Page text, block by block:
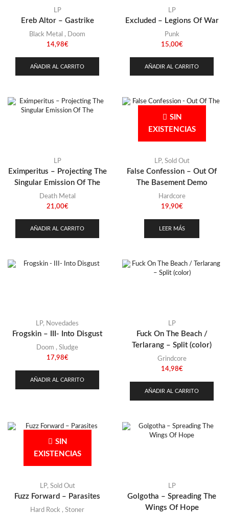
LP
Ereb Altor – Gastrike
Black Metal , Doom
14,98€
AÑADIR AL CARRITO
LP
Excluded – Legions Of War
Punk
15,00€
AÑADIR AL CARRITO
LP
Eximperitus – Projecting The
Singular Emission Of The
Death Metal
21,00€
AÑADIR AL CARRITO
SIN
EXISTENCIAS
LP, Sold Out
False Confession – Out Of
The Basement Demo
Hardcore
19,90€
LEER MÁS
LP, Novedades
Frogskin – III- Into Disgust
Doom , Sludge
17,98€
AÑADIR AL CARRITO
LP
Fuck On The Beach /
Terlarang – Split (color)
Grindcore
14,98€
AÑADIR AL CARRITO
SIN
EXISTENCIAS
LP, Sold Out
Fuzz Forward – Parasites
Hard Rock , Stoner
LP
Golgotha – Spreading The
Wings Of Hope